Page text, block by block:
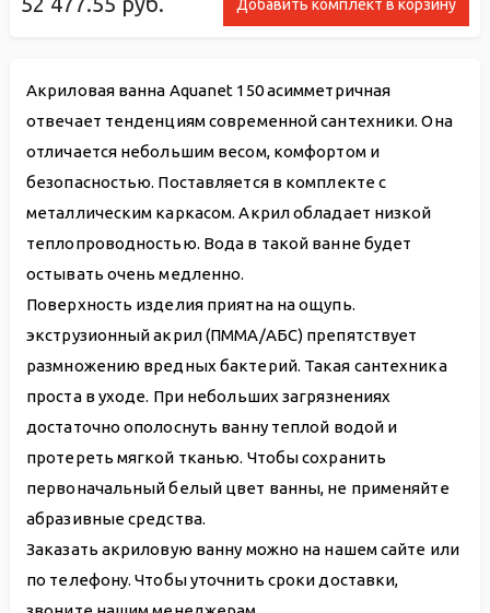
Добавить комплект в корзину
Акриловая ванна Aquanet 150 асимметричная
отвечает тенденциям современной сантехники. Она
отличается небольшим весом, комфортом и
безопасностью. Поставляется в комплекте с
металлическим каркасом. Акрил обладает низкой
теплопроводностью. Вода в такой ванне будет
остывать очень медленно.
Поверхность изделия приятна на ощупь.
экструзионный акрил (ПММА/АБС) препятствует
размножению вредных бактерий. Такая сантехника
проста в уходе. При небольших загрязнениях
достаточно ополоснуть ванну теплой водой и
протереть мягкой тканью. Чтобы сохранить
первоначальный белый цвет ванны, не применяйте
абразивные средства.
Заказать акриловую ванну можно на нашем сайте или
по телефону. Чтобы уточнить сроки доставки,